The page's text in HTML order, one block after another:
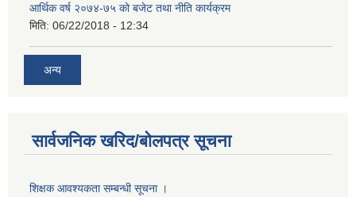
आर्थिक वर्ष २०७४-७५ को बजेट तथा नीति कार्यक्रम
मिति: 06/22/2018 - 12:34
अन्य
सार्वजनिक खरिद/बोलपत्र सूचना
शिक्षक आवश्यकता सम्बन्धी सूचना ।